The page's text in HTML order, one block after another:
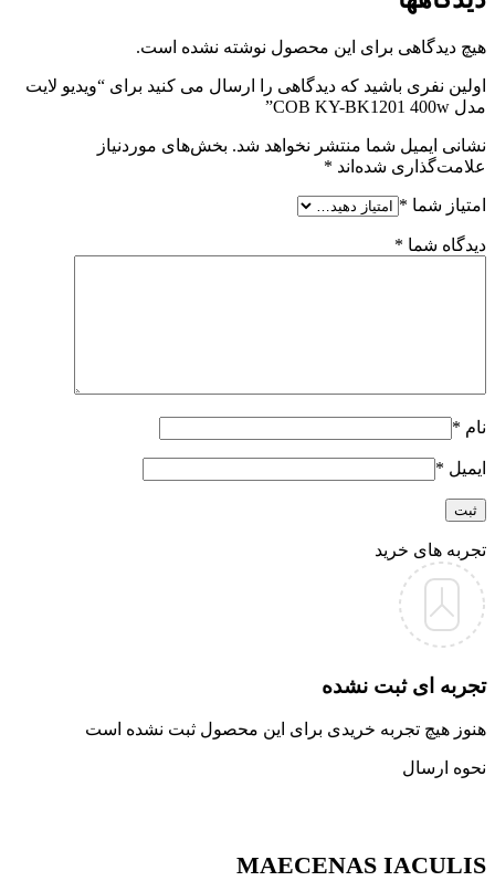
هیچ دیدگاهی برای این محصول نوشته نشده است.
اولین نفری باشید که دیدگاهی را ارسال می کنید برای “ویدیو لایت
مدل COB KY-BK1201 400w”
نشانی ایمیل شما منتشر نخواهد شد. بخش‌های موردنیاز
علامت‌گذاری شده‌اند *
امتیاز شما *
دیدگاه شما *
نام *
ایمیل *
تجربه های خرید
تجربه ای ثبت نشده
هنوز هیچ تجربه خریدی برای این محصول ثبت نشده است
نحوه ارسال
MAECENAS IACULIS